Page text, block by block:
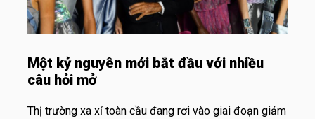
Một kỷ nguyên mới bắt đầu với nhiều
câu hỏi mở
Thị trường xa xỉ toàn cầu đang rơi vào giai đoạn giảm